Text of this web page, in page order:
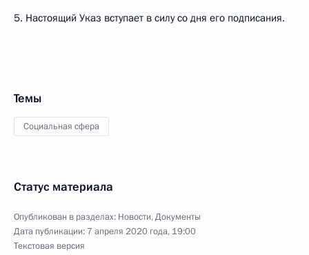
5. Настоящий Указ вступает в силу со дня его подписания.
Темы
Социальная сфера
Статус материала
Опубликован в разделах: Новости,Документы
Дата публикации: 7 апреля 2020 года, 19:00
Текстовая версия